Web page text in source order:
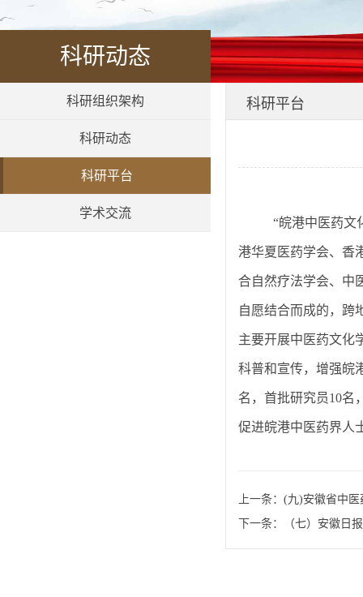
科研动态
科研组织架构
科研动态
科研平台
学术交流
科研平台
“皖港中医药文
港华夏医药学会、香
合自然疗法学会、中
自愿结合而成的，跨
主要开展中医药文化
科普和宣传，增强皖
名，首批研究员10名
促进皖港中医药界人
上一条： (九)安徽省中医
下一条：
（七）安徽日